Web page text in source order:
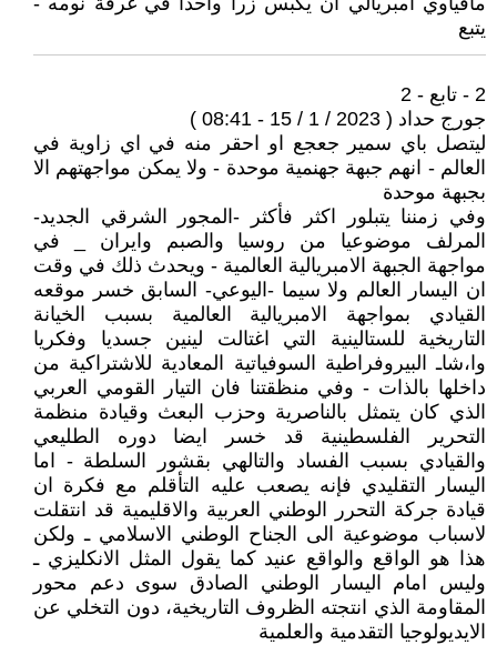
يتبع
2 - تابع - 2
جورج حداد ( 2023 / 1 / 15 - 08:41 )
ليتصل باي سمير جعجع او احقر منه في اي زاوية في
العالم - انهم جبهة جهنمية موحدة - ولا يمكن مواجهتهم الا
بجبهة موحدة
وفي زمننا يتبلور اكثر فأكثر -المجور الشرقي الجديد-
المرلف موضوعيا من روسيا والصبم وايران _ في
مواجهة الجبهة الامبريالية العالمية - ويحدث ذلك في وقت
ان اليسار العالم ولا سيما -اليوعي- السابق خسر موقعه
القيادي بمواجهة الامبريالية العالمية بسبب الخيانة
التاريخية للستالينية التي اغتالت لينين جسديا وفكريا
وا،شاـ البيروفراطية السوفياتية المعادية للاشتراكية من
داخلها بالذات - وفي منظقتنا فان التيار القومي العربي
الذي كان يتمثل بالناصرية وحزب البعث وقيادة منظمة
التحرير الفلسطينية قد خسر ايضا دوره الطليعي
والقيادي بسبب الفساد والتالهي بقشور السلطة - اما
اليسار التقليدي فإنه يصعب عليه التأقلم مع فكرة ان
قيادة جركة التحرر الوطني العربية والاقليمية قد انتقلت
لاسباب موضوعية الى الجناح الوطني الاسلامي ـ ولكن
هذا هو الواقع والواقع عنيد كما يقول المثل الانكليزي ـ
وليس امام اليسار الوطني الصادق سوى دعم محور
المقاومة الذي انتجته الظروف التاريخية، دون التخلي عن
الايديولوجيا التقدمية والعلمية